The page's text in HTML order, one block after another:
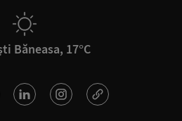
Băneasa, 17°C